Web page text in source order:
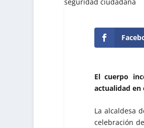
El cuerpo
actualidad en
La alcaldesa
celebración